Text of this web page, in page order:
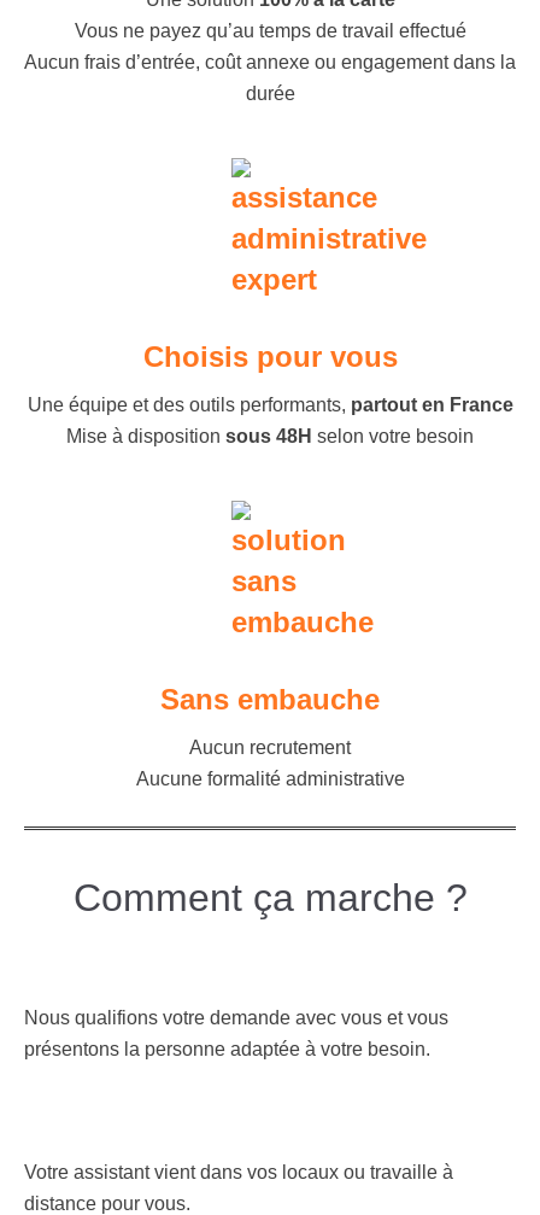
Vous ne payez qu’au temps de travail effectué
Aucun frais d’entrée, coût annexe ou engagement dans la
durée
Choisis pour vous
Une équipe et des outils performants, partout en France
Mise à disposition sous 48H selon votre besoin
Sans embauche
Aucun recrutement
Aucune formalité administrative
Comment ça marche ?
Nous qualifions votre demande avec vous et vous
présentons la personne adaptée à votre besoin.
Votre assistant vient dans vos locaux ou travaille à
distance pour vous.